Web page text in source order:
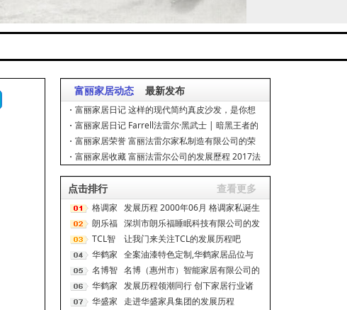
富丽家居动态 最新发布
富丽家居日记 这样的现代简约真皮沙发，是你想
要的吗？
富丽家居日记 Farrell法雷尔·黑武士 | 暗黑王者的
极致浪漫
富丽家居荣誉 富丽法雷尔家私制造有限公司的荣
誉资质 第二届中国家具协会沙发专业委员会委员单
富丽家居收藏 富丽法雷尔公司的发展歷程 2017法
家具展覽會沙發
点击排行 查看更多
格调家
居
发展历程 2000年06月 格调家私诞生
在改革开放前沿阵地--深圳经济特
区。 2000
朗乐福 深圳市朗乐福睡眠科技有限公司的发
展历程 2002年——德国科特·鲍尔公
司（Curt Bauer
TCL智
能
让我门来关注TCL的发展历程吧
1981 TTK家庭电器有限
华鹤家
具
全案油漆特色定制,华鹤家居品位与
众不同
名博智
能
名博（惠州市）智能家居有限公司的
发展历程 2006年 一、深圳市名博家
具有限公司于深圳坪山成
华鹤家
具
发展历程领潮同行 创下家居行业诸
多首位 1956年 在“公私合营”大潮中
华盛家
走进华盛家具集团的发展历程